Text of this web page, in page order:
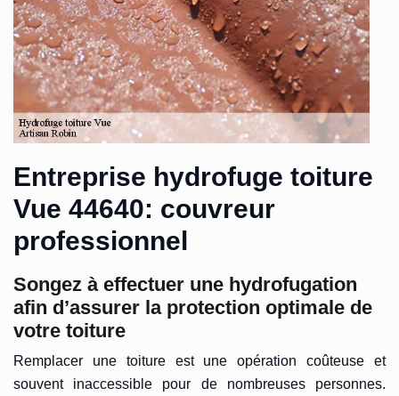
Entreprise hydrofuge toiture
Vue 44640: couvreur
professionnel
Songez à effectuer une hydrofugation
afin d’assurer la protection optimale de
votre toiture
Remplacer une toiture est une opération coûteuse et
souvent inaccessible pour de nombreuses personnes.